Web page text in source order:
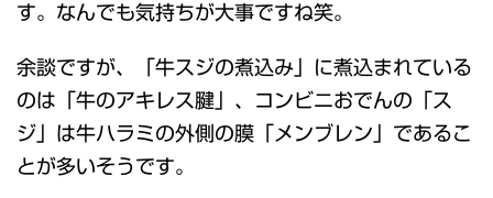
す。なんでも気持ちが大事ですね笑。
余談ですが、「牛スジの煮込み」に煮込まれている
のは「牛のアキレス腱」、コンビニおでんの「ス
ジ」は牛ハラミの外側の膜「メンブレン」であるこ
とが多いそうです。